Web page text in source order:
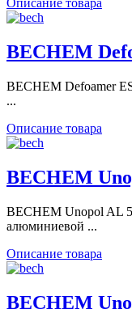
Описание товара
BECHEM
BECHEM Defoamer
...
Описание товара
BECHEM
BECHEM Unopol AL
алюминиевой ...
Описание товара
BECHEM